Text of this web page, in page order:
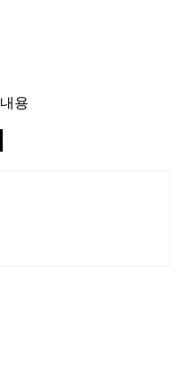
내용